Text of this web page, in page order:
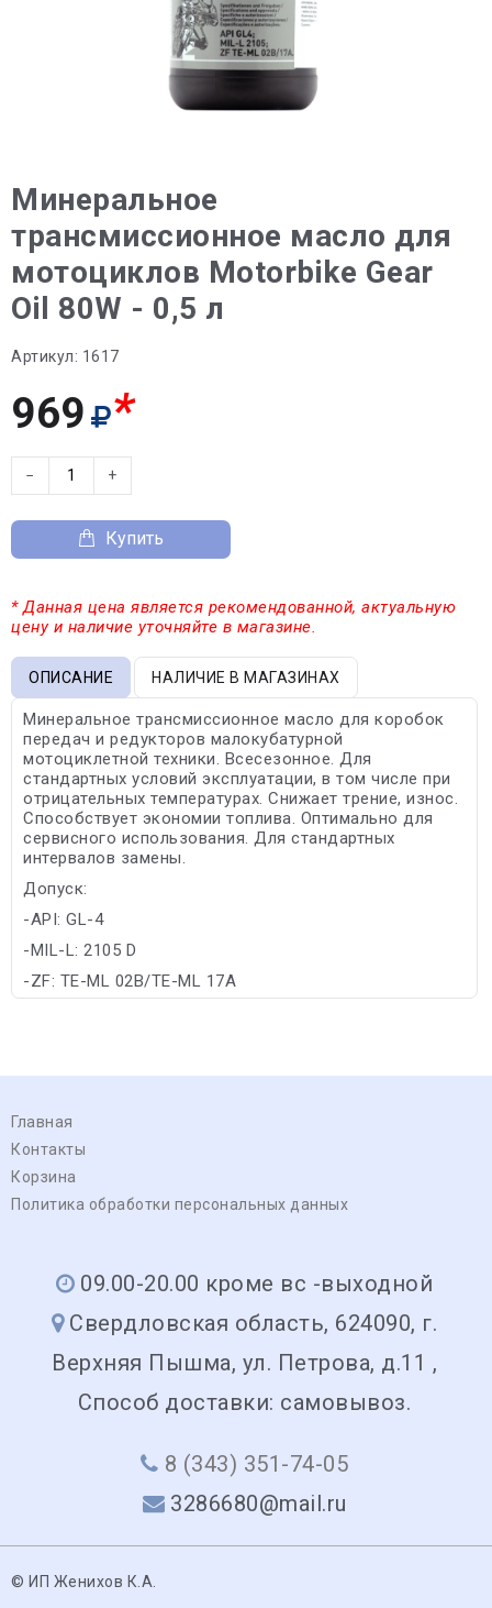
Минеральное
трансмиссионное масло для
мотоциклов Motorbike Gear
Oil 80W - 0,5 л
Артикул: 1617
969 *
− +
Купить
* Данная цена является рекомендованной, актуальную
цену и наличие уточняйте в магазине.
ОПИСАНИЕ НАЛИЧИЕ В МАГАЗИНАХ
Минеральное трансмиссионное масло для коробок
передач и редукторов малокубатурной
мотоциклетной техники. Всесезонное. Для
стандартных условий эксплуатации, в том числе при
отрицательных температурах. Снижает трение, износ.
Способствует экономии топлива. Оптимально для
сервисного использования. Для стандартных
интервалов замены.
Допуск:
-API: GL-4
-MIL-L: 2105 D
-ZF: TE-ML 02B/TE-ML 17A
Главная
Контакты
Корзина
Политика обработки персональных данных
09.00-20.00 кроме вс -выходной
Свердловская область, 624090, г.
Верхняя Пышма, ул. Петрова, д.11 ,
Способ доставки: самовывоз.
8 (343) 351-74-05
3286680@mail.ru
© ИП Женихов К.А.